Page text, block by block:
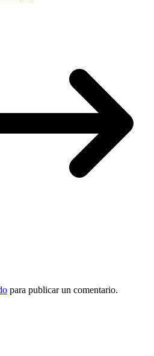
para publicar un comentario.